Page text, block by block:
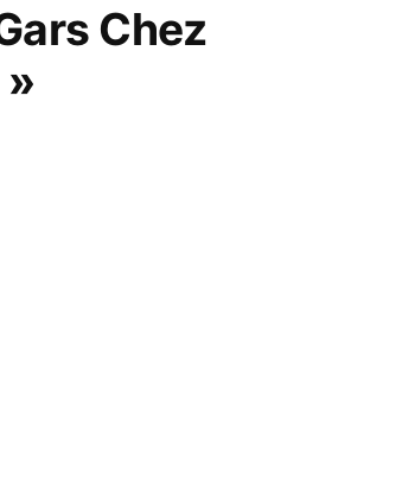
Chez